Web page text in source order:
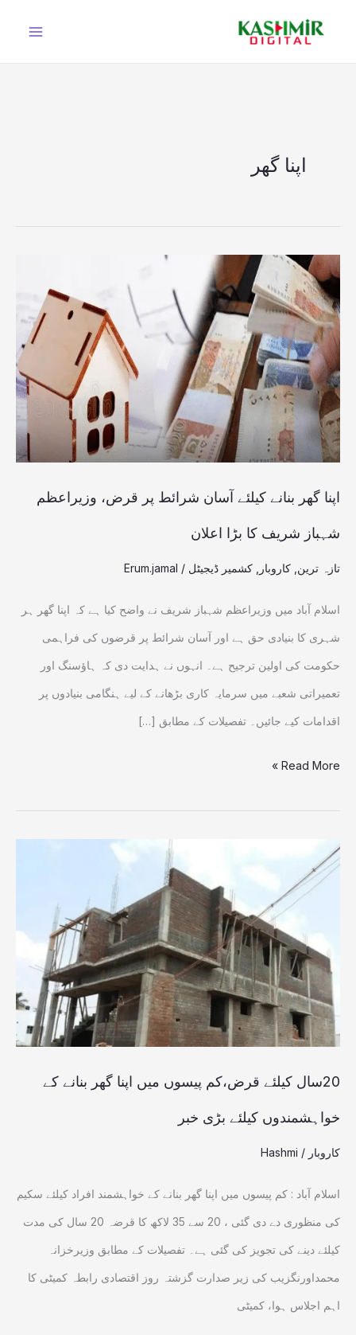
اپنا گھر
اپنا گھر بنانے کیلئے آسان شرائط پر قرض، وزیراعظم
شہباز شریف کا بڑا اعلان
تازہ ترین کاروبار کشمیر ڈیجیٹل /
Erum.jamal
اسلام آباد میں وزیراعظم شہباز شریف نے واضح کیا ہے کہ اپنا گھر ہر
شہری کا بنیادی حق ہے اور آسان شرائط پر قرضوں کی فراہمی
حکومت کی اولین ترجیح ہے۔ انہوں نے ہدایت دی کہ ہاؤسنگ اور
تعمیراتی شعبے میں سرمایہ کاری بڑھانے کے لیے ہنگامی بنیادوں پر
اقدامات کیے جائیں۔ تفصیلات کے مطابق […]
اپنا
گھر
بنانے
کیلئے
آسان
شرائط
پر
قرض،
وزیراعظم
کا
بڑا
Read More »
20سال کیلئے قرض،کم پیسوں میں اپنا گھر بنانے کے
خواہشمندوں کیلئے بڑی خبر
کاروبار /
Hashmi
اسلام آباد : کم پیسوں میں اپنا گھر بنانے کے خواہشمند افراد کیلئے سکیم
کی منظوری دے دی گئی ، 20 سے 35 لاکھ کا قرضہ 20 سال کی مدت
کیلئے دینے کی تجویز کی گئی ہے۔ تفصیلات کے مطابق وزیرخزانہ
محمداورنگزیب کی زیر صدارت گزشتہ روز اقتصادی رابطہ کمیٹی کا
اہم اجلاس ہوا، کمیٹی
کیلئے
پیسوں
میں
اپنا
گھر
بنانے
کے
کیلئے
بڑی
خبر